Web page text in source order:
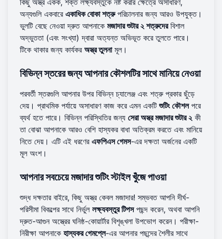
অন্যগুলি একবারে একাধিক বোকা শত্রুপরিচালনার জন্য আরও উপযুক্ত।
ভুলটি বেছে নেওয়া দ্রুত আপনাকে মজাদার শুটার ২ শত্রুদেরবিশাল
অদ্ভুততা (এবং সংখ্যা) দ্বারা অত্যন্ত অভিভূত করে তুলতে পারে।
টিকে থাকার জন্য কার্যকর অস্ত্র তুলনামূল।
বিভিন্ন স্তরের জন্য আপনার কৌশলটির সাথে মানিয়ে নেওয়া
পরবর্তী স্তরগুলি আপনার উপর বিভিন্ন চ্যালেঞ্জ এবং শত্রু প্রকার ছুঁড়ে
দেয়। প্রাথমিক পর্যায়ে অসাধারণ কাজ করে এমন একটিশুটিং কৌশলপরে
ব্যর্থ হতে পারে। বিভিন্ন পরিস্থিতির জন্য সেরা অস্ত্র মজাদার শুটার ২ কী
তা বোঝা আপনাকে আরও বেশি হাস্যকর বাধা অতিক্রম করতে এবং মানিয়ে
নিতে দেয়। এটি এই ধরণের এফপিএস গেমস-এর দক্ষতা অর্জনের একটি
মূল অংশ।
আপনার সবচেয়ে মজাদার শুটিং স্টাইল খুঁজে পাওয়া
শুদ্ধ দক্ষতার বাইরে, কিছু অস্ত্র কেবল মজাদার! সম্ভবত আপনি দীর্ঘ-
পরিসীমা বিকল্পের সাথে নির্ভুল লক্ষ্যবস্তুর টিপসপছন্দ করেন, অথবা আপনি
দ্রুত-আগুন অস্ত্রের ঘনিষ্ঠ-কোয়ার্টার বিশৃঙ্খলা উপভোগ করেন। পরীক্ষা-
নিরীক্ষা আপনাকে হাস্যকর গেমপ্লে-এর আপনার পছন্দের শৈলীর সাথে